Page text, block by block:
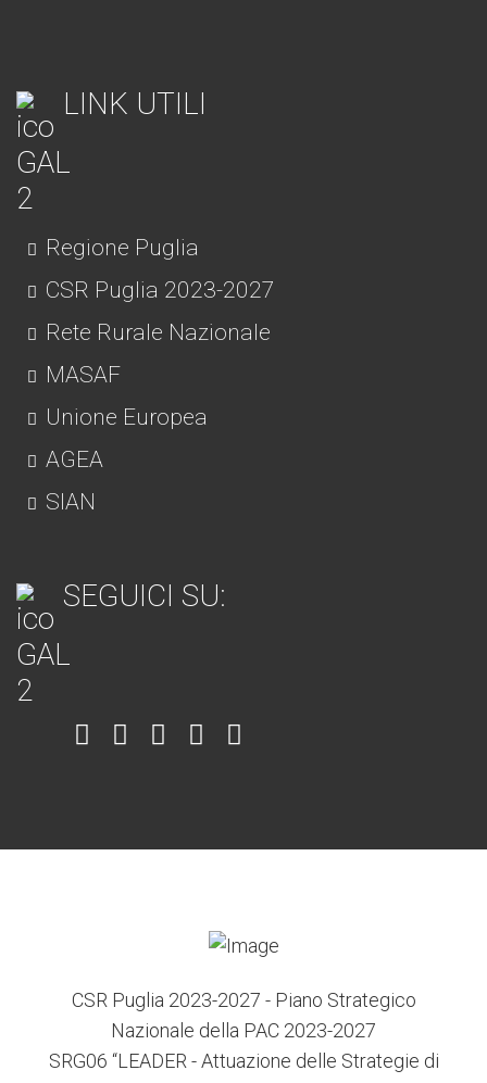
LINK UTILI
Regione Puglia
CSR Puglia 2023-2027
Rete Rurale Nazionale
MASAF
Unione Europea
AGEA
SIAN
SEGUICI SU:
Item Item Item Item
CSR Puglia 2023-2027 - Piano Strategico
Nazionale della PAC 2023-2027
SRG06 “LEADER - Attuazione delle Strategie di